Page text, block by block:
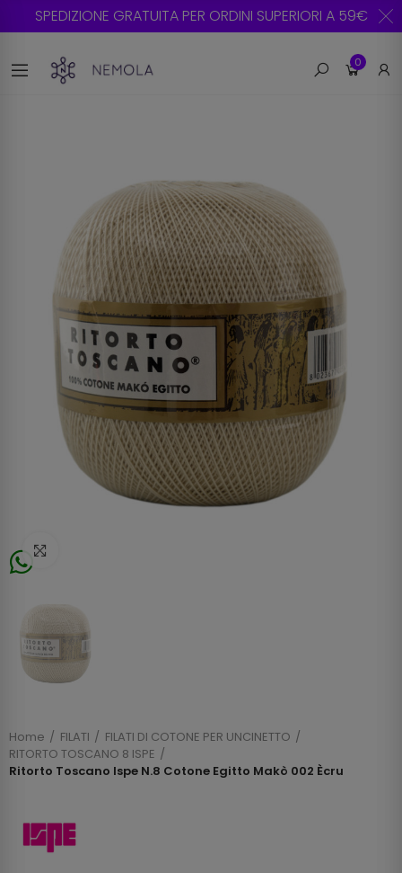
SPEDIZIONE GRATUITA PER ORDINI SUPERIORI A 59€
0
Home FILATI
FILATI DI COTONE PER UNCINETTO
RITORTO TOSCANO 8 ISPE
Ritorto Toscano Ispe N.8 Cotone Egitto Makò 002 Ècru